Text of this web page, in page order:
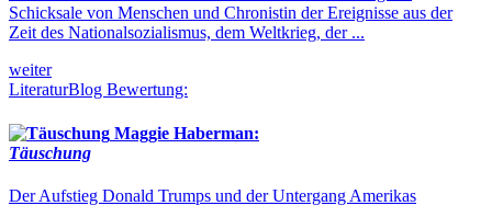
Schicksale von Menschen und Chronistin der Ereignisse aus der
Zeit des Nationalsozialismus, dem Weltkrieg, der ...
weiter
LiteraturBlog Bewertung:
Maggie Haberman:
Täuschung
Der Aufstieg Donald Trumps und der Untergang Amerikas